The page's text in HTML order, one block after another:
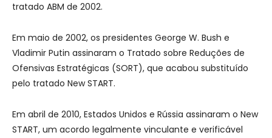
tratado ABM de 2002.
Em maio de 2002, os presidentes George W. Bush e
Vladimir Putin assinaram o Tratado sobre Reduções de
Ofensivas Estratégicas (SORT), que acabou substituído
pelo tratado New START.
Em abril de 2010, Estados Unidos e Rússia assinaram o New
START, um acordo legalmente vinculante e verificável